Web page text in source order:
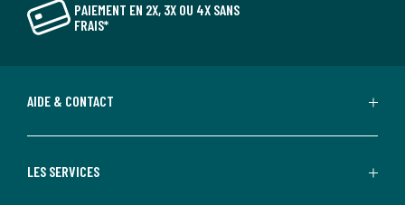
PAIEMENT EN 2X, 3X OU 4X SANS
FRAIS*
AIDE & CONTACT
LES SERVICES